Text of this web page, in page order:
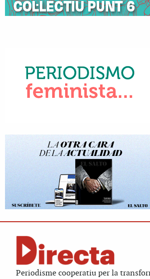
Periodisme cooperatiu per la